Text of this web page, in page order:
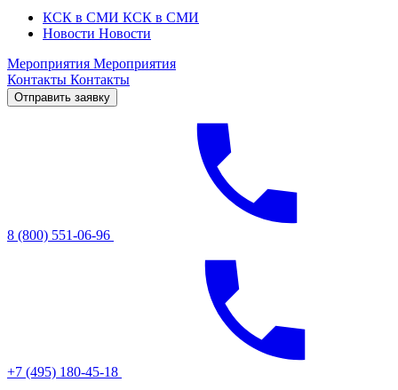
КСК в СМИ КСК в СМИ
Новости Новости
Мероприятия Мероприятия
Контакты Контакты
Отправить заявку
8 (800) 551-06-96
+7 (495) 180-45-18